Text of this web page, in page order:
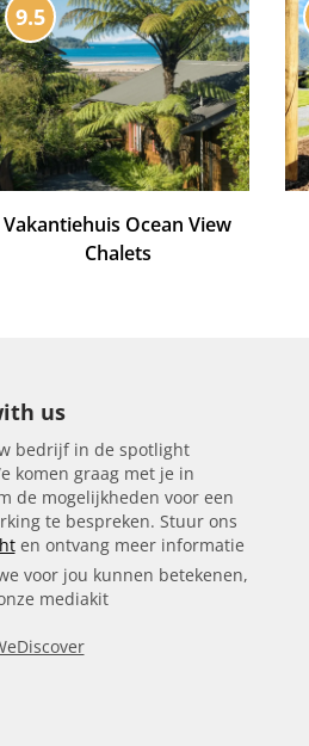
9.5
Vakantiehuis Ocean View
Chalets
us
bedrijf in de spotlight
komen graag met je in
de mogelijkheden voor een
te bespreken. Stuur ons
en ontvang meer informatie
voor jou kunnen betekenen,
mediakit